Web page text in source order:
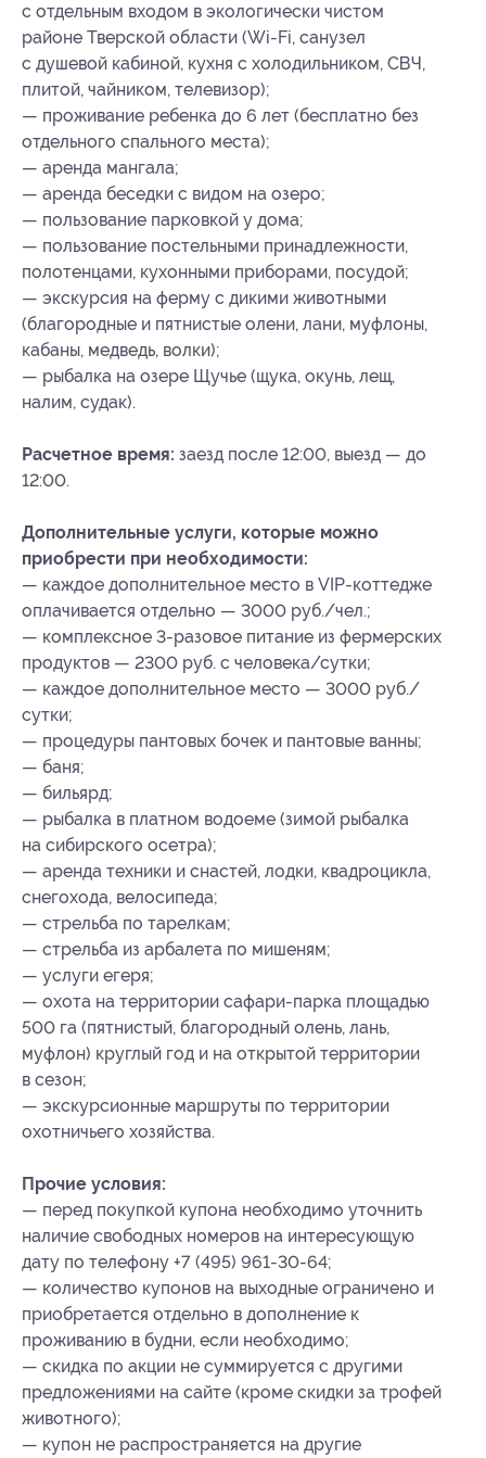
с отдельным входом в экологически чистом
районе Тверской области (Wi-Fi, санузел
с душевой кабиной, кухня с холодильником, СВЧ,
плитой, чайником, телевизор);
— проживание ребенка до 6 лет (бесплатно без
отдельного спального места);
— аренда мангала;
— аренда беседки с видом на озеро;
— пользование парковкой у дома;
— пользование постельными принадлежности,
полотенцами, кухонными приборами, посудой;
— экскурсия на ферму с дикими животными
(благородные и пятнистые олени, лани, муфлоны,
кабаны, медведь, волки);
— рыбалка на озере Щучье (щука, окунь, лещ,
налим, судак).
Расчетное время: заезд после 12:00, выезд — до
12:00.
Дополнительные услуги, которые можно
приобрести при необходимости:
— каждое дополнительное место в VIP-коттедже
оплачивается отдельно — 3000 руб./чел.;
— комплексное 3-разовое питание из фермерских
продуктов — 2300 руб. с человека/сутки;
— каждое дополнительное место — 3000 руб./
сутки;
— процедуры пантовых бочек и пантовые ванны;
— баня;
— бильярд;
— рыбалка в платном водоеме (зимой рыбалка
на сибирского осетра);
— аренда техники и снастей, лодки, квадроцикла,
снегохода, велосипеда;
— стрельба по тарелкам;
— стрельба из арбалета по мишеням;
— услуги егеря;
— охота на территории сафари-парка площадью
500 га (пятнистый, благородный олень, лань,
муфлон) круглый год и на открытой территории
в сезон;
— экскурсионные маршруты по территории
охотничьего хозяйства.
Прочие условия:
— перед покупкой купона необходимо уточнить
наличие свободных номеров на интересующую
дату по телефону +7 (495) 961-30-64;
— количество купонов на выходные ограничено и
приобретается отдельно в дополнение к
проживанию в будни, если необходимо;
— скидка по акции не суммируется с другими
предложениями на сайте (кроме скидки за трофей
животного);
— купон не распространяется на другие